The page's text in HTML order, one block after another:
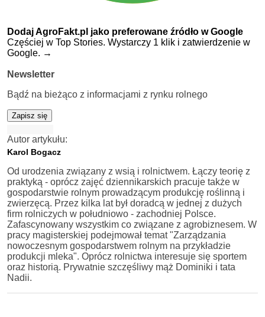
Dodaj AgroFakt.pl jako preferowane źródło w Google
Częściej w Top Stories. Wystarczy 1 klik i zatwierdzenie w
Google. →
Newsletter
Bądź na bieżąco z informacjami z rynku rolnego
Zapisz się
Autor artykułu:
Karol Bogacz
Od urodzenia związany z wsią i rolnictwem. Łączy teorię z
praktyką - oprócz zajęć dziennikarskich pracuje także w
gospodarstwie rolnym prowadzącym produkcję roślinną i
zwierzęcą. Przez kilka lat był doradcą w jednej z dużych
firm rolniczych w południowo - zachodniej Polsce.
Zafascynowany wszystkim co związane z agrobiznesem. W
pracy magisterskiej podejmował temat "Zarządzania
nowoczesnym gospodarstwem rolnym na przykładzie
produkcji mleka". Oprócz rolnictwa interesuje się sportem
oraz historią. Prywatnie szczęśliwy mąż Dominiki i tata
Nadii.